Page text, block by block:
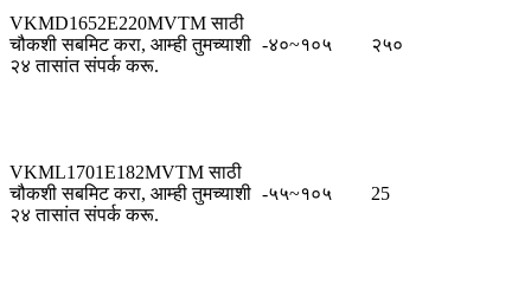
VKMD1652E220MVTM साठी
चौकशी सबमिट करा, आम्ही तुमच्याशी
२४ तासांत संपर्क करू.
-४०~१०५ २५०
VKML1701E182MVTM साठी
चौकशी सबमिट करा, आम्ही तुमच्याशी
२४ तासांत संपर्क करू.
-५५~१०५ 25